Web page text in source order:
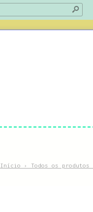
s
Início › Todos os produtos